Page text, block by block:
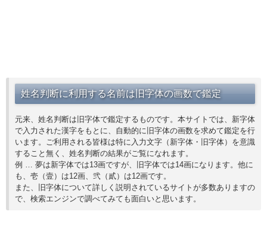
姓名判断に利用する名前は旧字体の画数で鑑定
元来、姓名判断は旧字体で鑑定するものです。本サイトでは、新字体
で入力された漢字をもとに、自動的に旧字体の画数を求めて鑑定を行
います。ご利用される皆様は特に入力文字（新字体・旧字体）を意識
すること無く、姓名判断の結果がご覧になれます。
例 … 夢は新字体では13画ですが、旧字体では14画になります。他に
も、壱（壹）は12画、弐（貳）は12画です。
また、旧字体について詳しく説明されているサイトが多数ありますの
で、検索エンジンで調べてみても面白いと思います。